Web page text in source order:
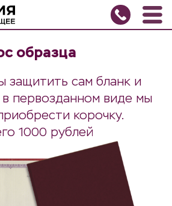
образца
защитить сам бланк и
в первозданном виде мы
корочку.
1000 рублей